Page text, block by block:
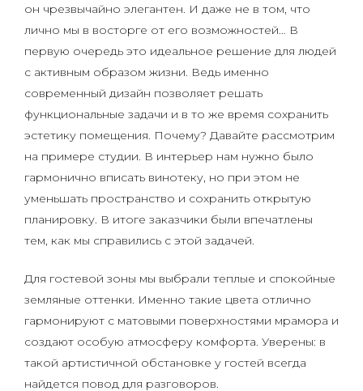
он чрезвычайно элегантен. И даже не в том, что
лично мы в восторге от его возможностей… В
первую очередь это идеальное решение для людей
с активным образом жизни. Ведь именно
современный дизайн позволяет решать
функциональные задачи и в то же время сохранить
эстетику помещения. Почему? Давайте рассмотрим
на примере студии. В интерьер нам нужно было
гармонично вписать винотеку, но при этом не
уменьшать пространство и сохранить открытую
планировку. В итоге заказчики были впечатлены
тем, как мы справились с этой задачей.
Для гостевой зоны мы выбрали теплые и спокойные
земляные оттенки. Именно такие цвета отлично
гармонируют с матовыми поверхностями мрамора и
создают особую атмосферу комфорта. Уверены: в
такой артистичной обстановке у гостей всегда
найдется повод для разговоров.